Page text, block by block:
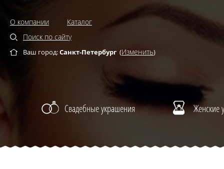
О компании
Каталог
Поиск по сайту
Ваш город:Санкт-Петербург (Изменить)
Свадебные украшения Женские